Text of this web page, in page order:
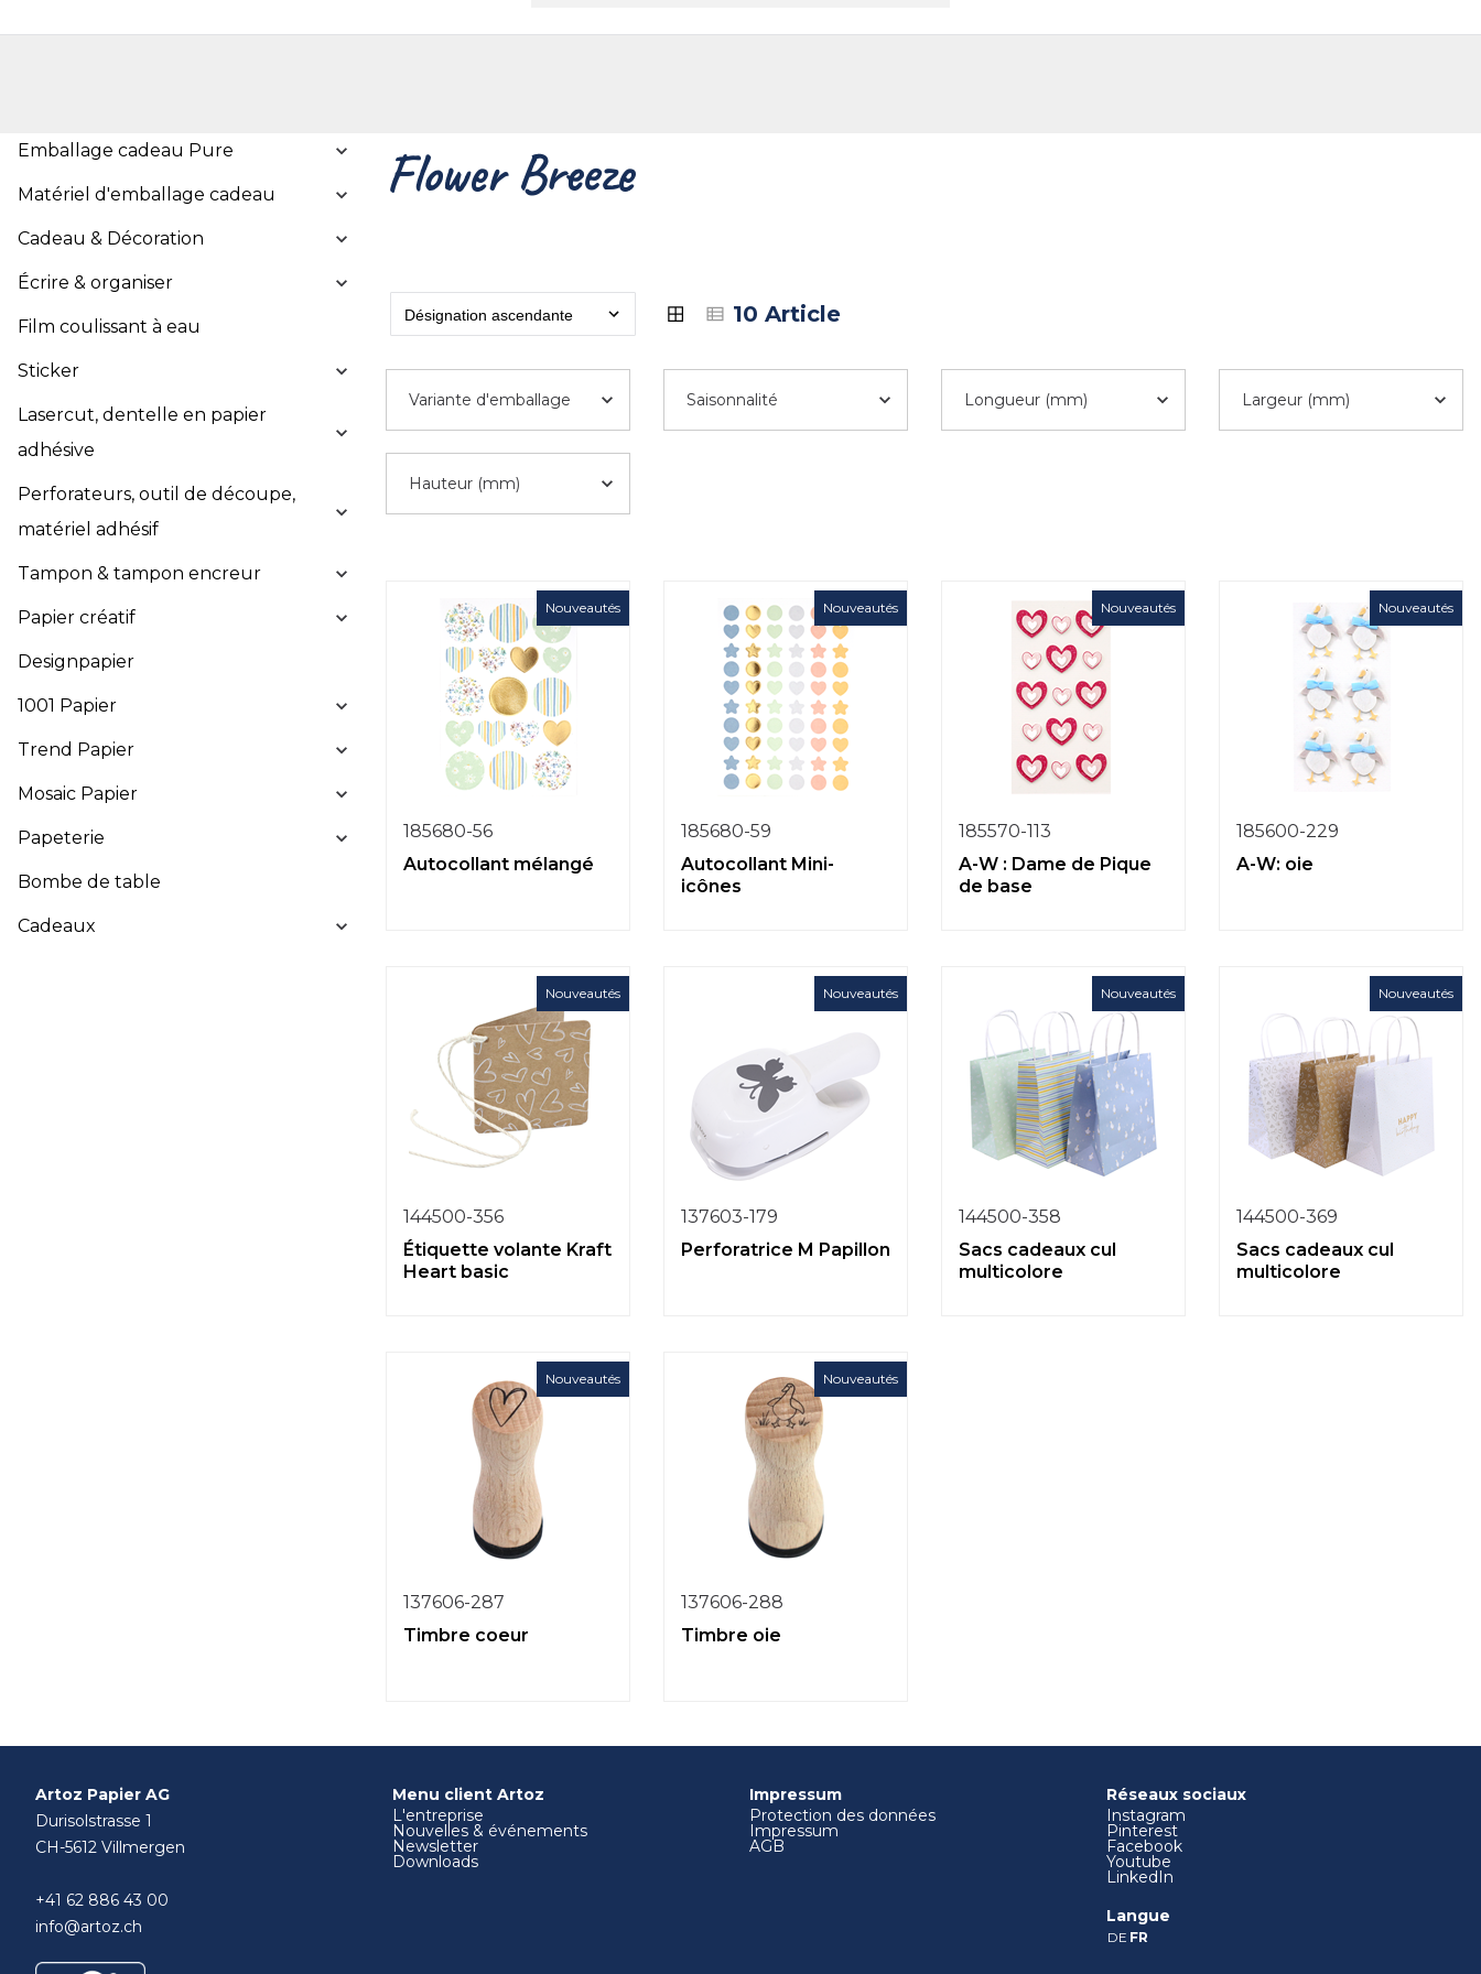
Emballage cadeau Pure
Matériel d'emballage cadeau
Cadeau & Décoration
Écrire & organiser
Film coulissant à eau
Sticker
Lasercut, dentelle en papier
adhésive
Perforateurs, outil de découpe,
matériel adhésif
Tampon & tampon encreur
Papier créatif
Designpapier
1001 Papier
Trend Papier
Mosaic Papier
Papeterie
Bombe de table
Cadeaux
Flower Breeze
10 Article
Variante d'emballage Saisonnalité Longueur (mm) Largeur (mm)
Hauteur (mm)
Nouveautés
185680-56
Autocollant mélangé
Nouveautés
185680-59
Autocollant Mini-
icônes
Nouveautés
185570-113
A-W : Dame de Pique
de base
Nouveautés
185600-229
A-W: oie
Nouveautés
144500-356
Étiquette volante Kraft
Heart basic
Nouveautés
137603-179
Perforatrice M Papillon
Nouveautés
144500-358
Sacs cadeaux cul
multicolore
Nouveautés
144500-369
Sacs cadeaux cul
multicolore
Nouveautés
137606-287
Timbre coeur
Nouveautés
137606-288
Timbre oie
Artoz Papier AG
Durisolstrasse 1
CH-5612 Villmergen
+41 62 886 43 00
info@artoz.ch
Menu client Artoz
L'entreprise
Nouvelles & événements
Newsletter
Downloads
Impressum
Protection des données
Impressum
AGB
Réseaux sociaux
Instagram
Pinterest
Facebook
Youtube
LinkedIn
Langue
DE FR